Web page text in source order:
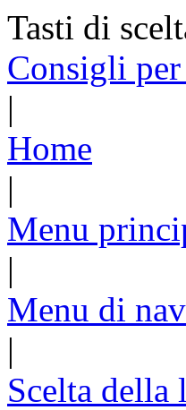
Tasti di
Consigli
|
Home
|
Menu
|
Menu di
|
Scelta della